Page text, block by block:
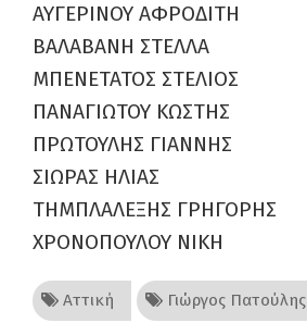
ΑΥΓΕΡΙΝΟΥ ΑΦΡΟΔΙΤΗ
ΒΑΛΑΒΑΝΗ ΣΤΕΛΛΑ
ΜΠΕΝΕΤΑΤΟΣ ΣΤΕΛΙΟΣ
ΠΑΝΑΓΙΩΤΟΥ ΚΩΣΤΗΣ
ΠΡΩΤΟΥΛΗΣ ΓΙΑΝΝΗΣ
ΣΙΩΡΑΣ ΗΛΙΑΣ
ΤΗΜΠΛΑΛΕΞΗΣ ΓΡΗΓΟΡΗΣ
ΧΡΟΝΟΠΟΥΛΟΥ ΝΙΚΗ
Αττική Γιώργος Πατούλης